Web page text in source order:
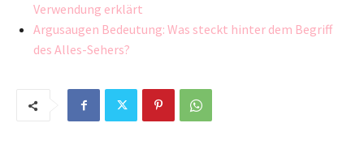
Verwendung erklärt
Argusaugen Bedeutung: Was steckt hinter dem Begriff
des Alles-Sehers?